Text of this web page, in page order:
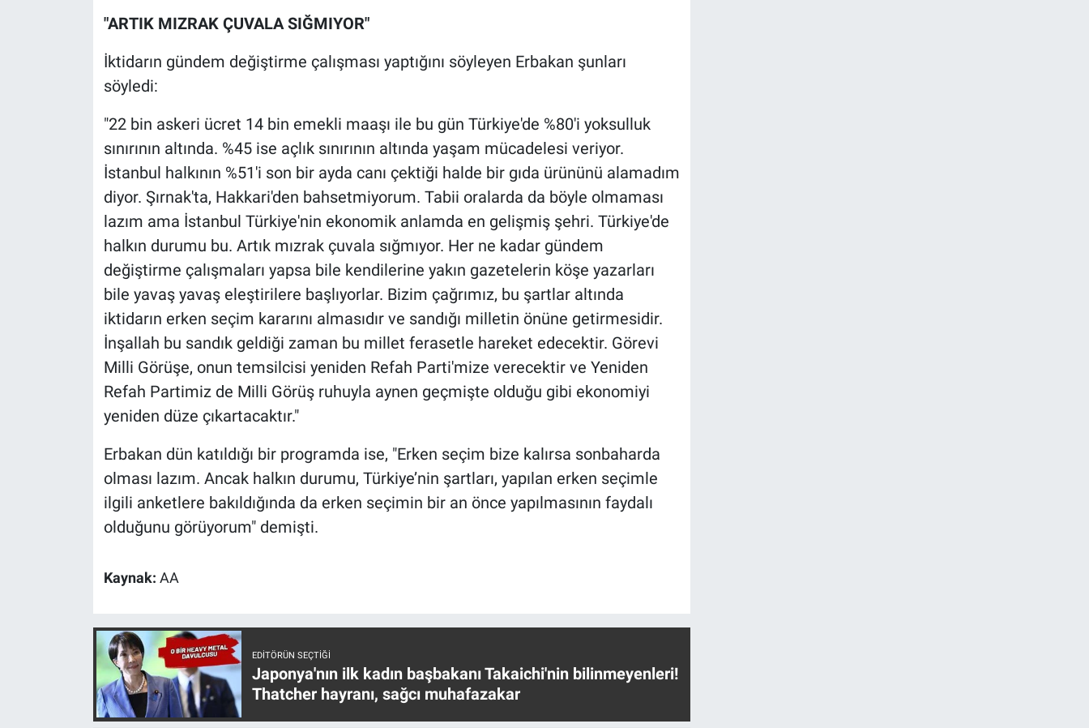
"ARTIK MIZRAK ÇUVALA SIĞMIYOR"
İktidarın gündem değiştirme çalışması yaptığını söyleyen Erbakan şunları
söyledi:
"22 bin askeri ücret 14 bin emekli maaşı ile bu gün Türkiye'de %80'i yoksulluk
sınırının altında. %45 ise açlık sınırının altında yaşam mücadelesi veriyor.
İstanbul halkının %51'i son bir ayda canı çektiği halde bir gıda ürününü alamadım
diyor. Şırnak'ta, Hakkari'den bahsetmiyorum. Tabii oralarda da böyle olmaması
lazım ama İstanbul Türkiye'nin ekonomik anlamda en gelişmiş şehri. Türkiye'de
halkın durumu bu. Artık mızrak çuvala sığmıyor. Her ne kadar gündem
değiştirme çalışmaları yapsa bile kendilerine yakın gazetelerin köşe yazarları
bile yavaş yavaş eleştirilere başlıyorlar. Bizim çağrımız, bu şartlar altında
iktidarın erken seçim kararını almasıdır ve sandığı milletin önüne getirmesidir.
İnşallah bu sandık geldiği zaman bu millet ferasetle hareket edecektir. Görevi
Milli Görüşe, onun temsilcisi yeniden Refah Parti'mize verecektir ve Yeniden
Refah Partimiz de Milli Görüş ruhuyla aynen geçmişte olduğu gibi ekonomiyi
yeniden düze çıkartacaktır."
Erbakan dün katıldığı bir programda ise, "Erken seçim bize kalırsa sonbaharda
olması lazım. Ancak halkın durumu, Türkiye’nin şartları, yapılan erken seçimle
ilgili anketlere bakıldığında da erken seçimin bir an önce yapılmasının faydalı
olduğunu görüyorum" demişti.
Kaynak: AA
EDITÖRÜN SEÇTIĞI
Japonya'nın ilk kadın başbakanı Takaichi'nin bilinmeyenleri!
Thatcher hayranı, sağcı muhafazakar